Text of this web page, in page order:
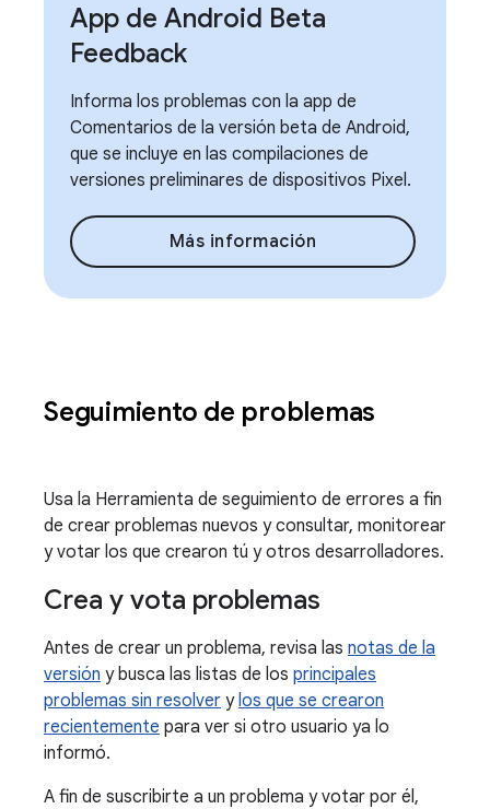
App de Android Beta
Feedback
Informa los problemas con la app de
Comentarios de la versión beta de Android,
que se incluye en las compilaciones de
versiones preliminares de dispositivos Pixel.
Más información
Seguimiento de problemas
Usa la Herramienta de seguimiento de errores a fin
de crear problemas nuevos y consultar, monitorear
y votar los que crearon tú y otros desarrolladores.
Crea y vota problemas
Antes de crear un problema, revisa las notas de la
versión y busca las listas de los principales
problemas sin resolver y los que se crearon
recientemente para ver si otro usuario ya lo
informó.
A fin de suscribirte a un problema y votar por él,